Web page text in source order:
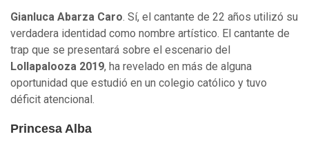
Gianluca Abarza Caro. Sí, el cantante de 22 años utilizó su
verdadera identidad como nombre artístico. El cantante de
trap que se presentará sobre el escenario del
Lollapalooza 2019, ha revelado en más de alguna
oportunidad que estudió en un colegio católico y tuvo
déficit atencional.
Princesa Alba